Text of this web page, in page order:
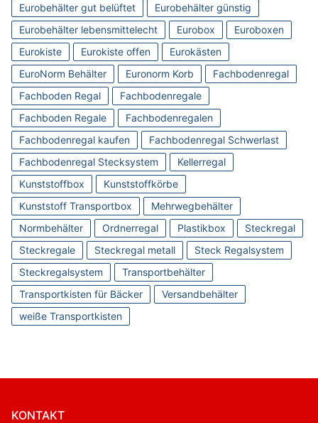
Eurobehälter gut belüftet
Eurobehälter günstig
Eurobehälter lebensmittelecht
Eurobox
Euroboxen
Eurokiste
Eurokiste offen
Eurokästen
EuroNorm Behälter
Euronorm Korb
Fachbodenregal
Fachboden Regal
Fachbodenregale
Fachboden Regale
Fachbodenregalen
Fachbodenregal kaufen
Fachbodenregal Schwerlast
Fachbodenregal Stecksystem
Kellerregal
Kunststoffbox
Kunststoffkörbe
Kunststoff Transportbox
Mehrwegbehälter
Normbehälter
Ordnerregal Plastikbox
Steckregal
Steckregale
Steckregal metall
Steck Regalsystem
Steckregalsystem
Transportbehälter
Transportkisten für Bäcker
Versandbehälter
weiße Transportkisten
KONTAKT